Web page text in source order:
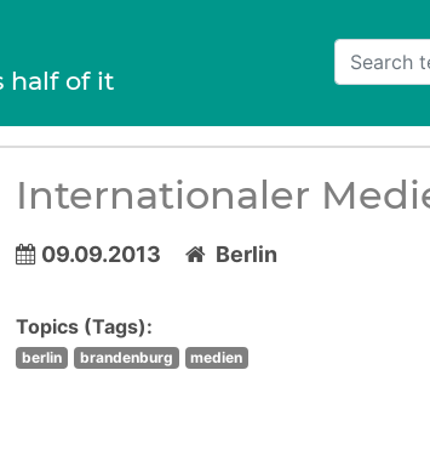
half of it
Internationaler
09.09.2013 Berlin
Topics (Tags):
berlin brandenburg medien